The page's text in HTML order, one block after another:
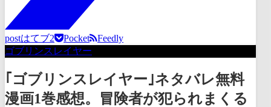
postはてブ2 Pocket
Feedly
ゴブリンスレイヤー
｢ゴブリンスレイヤー｣ネタバレ無料
漫画1巻感想。冒険者が犯られまくる